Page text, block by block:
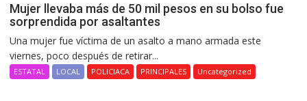
Mujer llevaba más de 50 mil pesos en su bolso fue
sorprendida por asaltantes
Una mujer fue víctima de un asalto a mano armada este
viernes, poco después de retirar...
ESTATAL LOCAL POLICIACA PRINCIPALES Uncategorized